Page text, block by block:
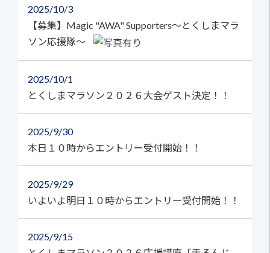
2025 10/3
【募集】Magic "AWA" Supporters～とくしまマラ
ソン応援隊～
2025 10/1
とくしまマラソン２０２６大会ゲスト決定！！
2025 9/30
本日１０時からエントリー受付開始！！
2025 9/29
いよいよ明日１０時からエントリー受付開始！！
2025 9/15